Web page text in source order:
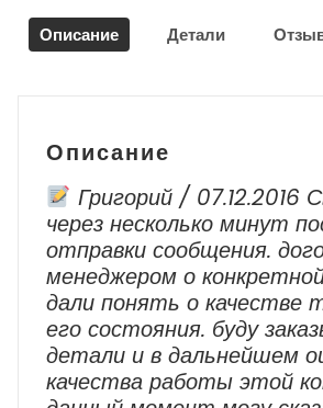
/
Toyota
-
г.в.
Описание Детали
Описание
Григорий / 07.12.2016
через несколько минут
отправки сообщения.
менеджером о
дали понять о качестве
его состояния. буду
детали и в дальнейшем
качества работы этой